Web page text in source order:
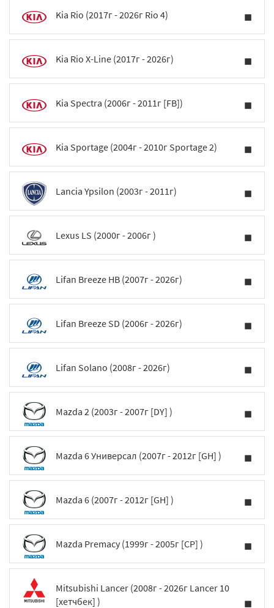
Kia Rio (2017г - 2026г Rio 4)
Kia Rio X-Line (2017г - 2026г)
Kia Spectra (2006г - 2011г [FB])
Kia Sportage (2004г - 2010г Sportage 2)
Lancia Ypsilon (2003г - 2011г)
Lexus LS (2000г - 2006г )
Lifan Breeze HB (2007г - 2026г)
Lifan Breeze SD (2006г - 2026г)
Lifan Solano (2008г - 2026г)
Mazda 2 (2003г - 2007г [DY] )
Mazda 6 Универсал (2007г - 2012г [GH] )
Mazda 6 (2007г - 2012г [GH] )
Mazda Premacy (1999г - 2005г [CP] )
Mitsubishi Lancer (2008г - 2026г Lancer 10
[хетчбек] )